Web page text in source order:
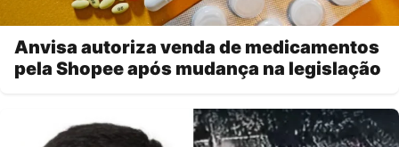
Anvisa autoriza venda de medicamentos
pela Shopee após mudança na legislação